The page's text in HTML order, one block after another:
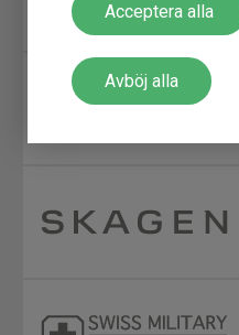
Acceptera alla
Avböj alla